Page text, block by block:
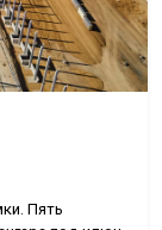
Пять